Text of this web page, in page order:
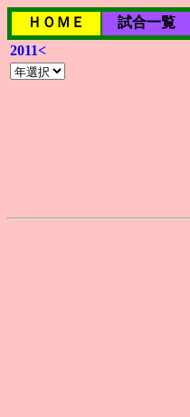
ＨＯＭＥ 試合一覧
2011<